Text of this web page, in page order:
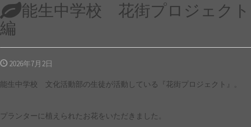
能生中学校 花街プロジェク
編
2026年7月2日
能生中学校 文化活動部の生徒が活動している『花街プロジェクト』。
プランターに植えられたお花をいただきました。